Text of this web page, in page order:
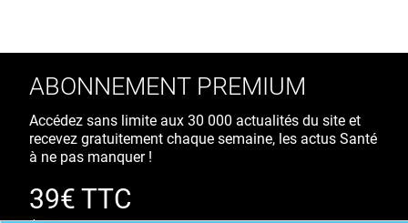
ABONNEMENT PREMIUM
Accédez sans limite aux 30 000 actualités du site et
recevez gratuitement chaque semaine, les actus Santé
à ne pas manquer !
39€ TTC